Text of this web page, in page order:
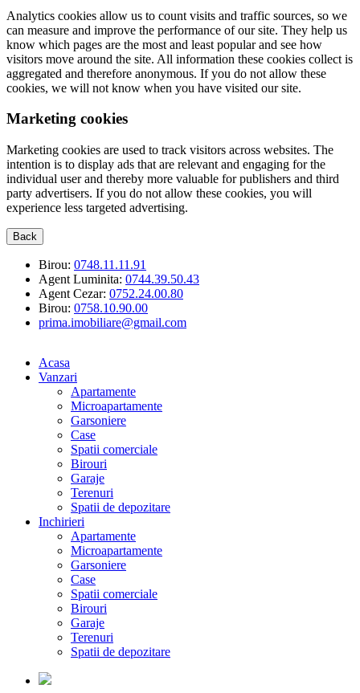
Analytics cookies allow us to count visits and traffic sources, so we
can measure and improve the performance of our site. They help us
know which pages are the most and least popular and see how
visitors move around the site. All information these cookies collect is
aggregated and therefore anonymous. If you do not allow these
cookies, we will not know when you have visited our site.
Marketing cookies
Marketing cookies are used to track visitors across websites. The
intention is to display ads that are relevant and engaging for the
individual user and thereby more valuable for publishers and third
party advertisers. If you do not allow these cookies, you will
experience less targeted advertising.
Back
Birou: 0748.11.11.91
Agent Luminita: 0744.39.50.43
Agent Cezar: 0752.24.00.80
Birou: 0758.10.90.00
prima.imobiliare@gmail.com
Acasa
Vanzari
Apartamente
Microapartamente
Garsoniere
Case
Spatii comerciale
Birouri
Garaje
Terenuri
Spatii de depozitare
Inchirieri
Apartamente
Microapartamente
Garsoniere
Case
Spatii comerciale
Birouri
Garaje
Terenuri
Spatii de depozitare